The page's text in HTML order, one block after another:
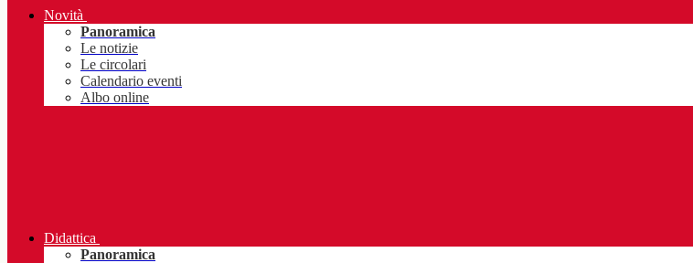
Novità
Panoramica
Le notizie
Le circolari
Calendario eventi
Albo online
Didattica
Panoramica